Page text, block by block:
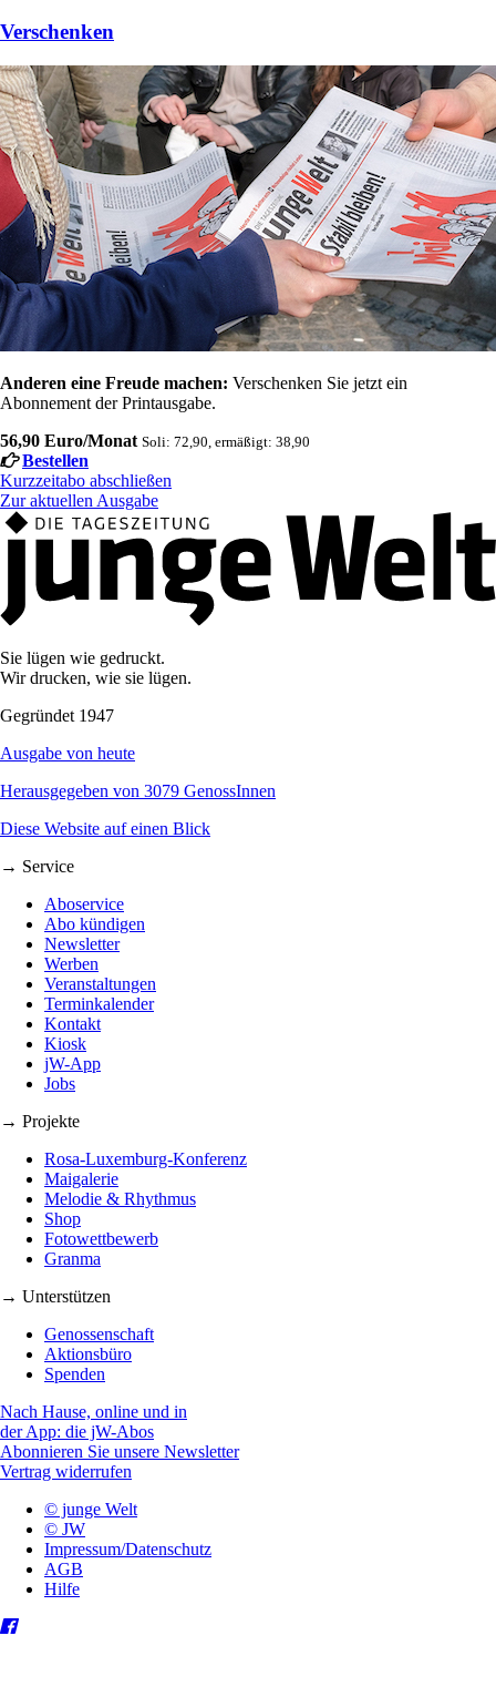
Verschenken
Anderen eine Freude machen: Verschenken Sie jetzt ein
Abonnement der Printausgabe.
56,90 Euro/Monat Soli: 72,90, ermäßigt: 38,90
Bestellen
Kurzzeitabo abschließen
Zur aktuellen Ausgabe
Sie lügen wie gedruckt.
Wir drucken, wie sie lügen.
Gegründet 1947
Ausgabe von heute
Herausgegeben von 3079 GenossInnen
Diese Website auf einen Blick
→ Service
Aboservice
Abo kündigen
Newsletter
Werben
Veranstaltungen
Terminkalender
Kontakt
Kiosk
jW-App
Jobs
→ Projekte
Rosa-Luxemburg-Konferenz
Maigalerie
Melodie & Rhythmus
Shop
Fotowettbewerb
Granma
→ Unterstützen
Genossenschaft
Aktionsbüro
Spenden
Nach Hause, online und in
der App: die jW-Abos
Abonnieren Sie unsere Newsletter
Vertrag widerrufen
© junge Welt
© JW
Impressum/Datenschutz
AGB
Hilfe